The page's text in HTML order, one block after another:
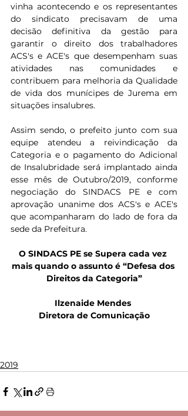
vinha acontecendo e os representantes
do sindicato precisavam de uma
decisão definitiva da gestão para
garantir o direito dos trabalhadores
ACS's e ACE's que desempenham suas
atividades nas comunidades e
contribuem para melhoria da Qualidade
de vida dos munícipes de Jurema em
situações insalubres.
Assim sendo, o prefeito junto com sua
equipe atendeu a reivindicação da
Categoria e o pagamento do Adicional
de Insalubridade será implantado ainda
esse mês de Outubro/2019, conforme
negociação do SINDACS PE e com
aprovação unanime dos ACS's e ACE's
que acompanharam do lado de fora da
sede da Prefeitura.
O SINDACS PE se Supera cada vez
mais quando o assunto é “Defesa dos
Direitos da Categoria”
Ilzenaide Mendes
Diretora de Comunicação
2019